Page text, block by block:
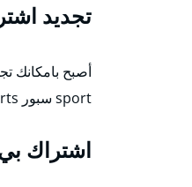
تجديد
sport سبور sports قناة بي ان سبورت .
اشتراك